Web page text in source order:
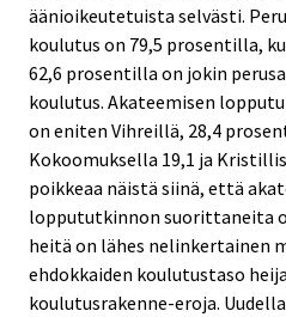
äänioikeutetuista selvästi.
koulutus on 79,5 prosentilla,
62,6 prosentilla on jokin
koulutus. Akateemisen
on eniten Vihreillä, 28,4
Kokoomuksella 19,1 ja
poikkeaa näistä siinä, että
loppututkinnon suorittaneita
heitä on lähes nelinkertainen
ehdokkaiden koulutustaso
koulutusrakenne-eroja.